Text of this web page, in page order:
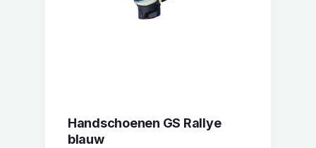
Handschoenen GS Rallye
blauw